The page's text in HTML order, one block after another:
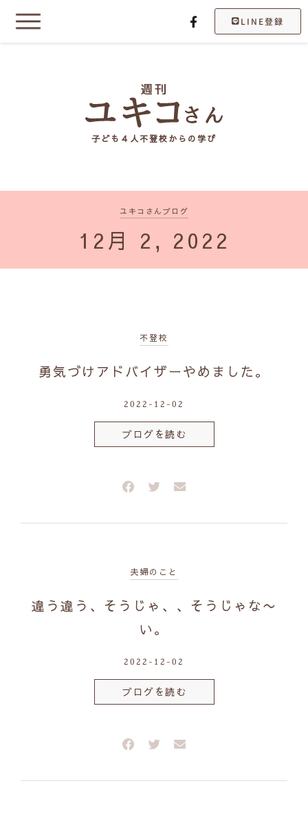
LINE登録
子ども４人不登校からの学び
ユキコさんブログ
12月 2, 2022
不登校
勇気づけアドバイザーやめました。
2022-12-02
ブログを読む
夫婦のこと
違う違う、そうじゃ、、そうじゃな〜
い。
2022-12-02
ブログを読む